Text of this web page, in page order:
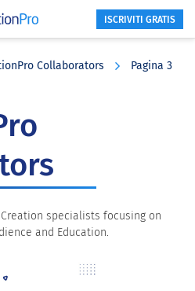
ISCRIVITI GRATIS
Collaborators Pagina 3
specialists focusing on
and Education.